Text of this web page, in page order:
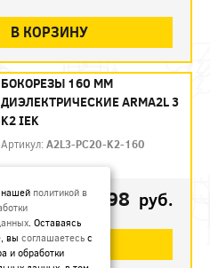
В КОРЗИНУ
БОКОРЕЗЫ 160 ММ
ДИЭЛЕКТРИЧЕСКИЕ ARMA2L 3
K2 IEK
Артикул:A2L3-PC20-K2-160
792.98 руб.
В КОРЗИНУ
нашей политикой в
. Оставаясь
вы соглашаетесь с
и обработки